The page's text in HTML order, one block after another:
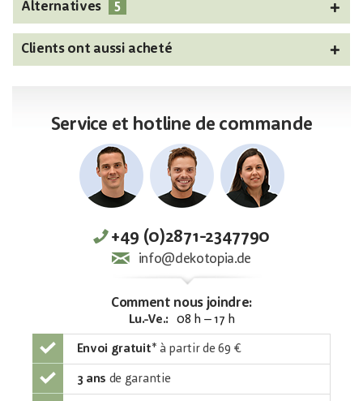
Alternatives 5
Clients ont aussi acheté
Service et hotline de commande
+49 (0)2871-2347790
info@dekotopia.de
Comment nous joindre:
Lu.-Ve.: 08 h – 17 h
Envoi gratuit* à partir de 69 €
3 ans de garantie